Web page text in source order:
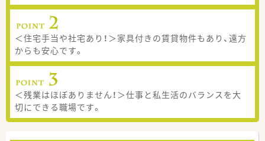
＜住宅手当や社宅あり！＞家具付きの賃貸物件もあり、遠方
からも安心です。
＜残業はほぼありません！＞仕事と私生活のバランスを大
切にできる職場です。